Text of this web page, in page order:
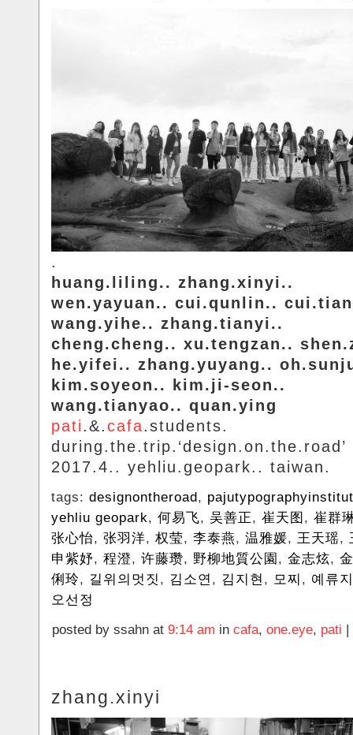
.
huang.liling.. zhang.xinyi..
wen.yayuan.. cui.qunlin..
wang.yihe.. zhang.tianyi..
cheng.cheng.. xu.tengzan..
he.yifei.. zhang.yuyang..
kim.soyeon.. kim.ji-seon..
wang.tianyao.. quan.ying
pati.&.cafa.students.
during.the.trip.‘design.on.the.road’
2017.4.. yehliu.geopark.. taiwan.
tags: designontheroad,
yehliu geopark, 何易飞, 吴善正, 崔天图 , 崔群
张心怡, 张羽洋, 权莹, 李泰燕, 温雅媛, 王天瑶,
申紫妤, 程澄, 许藤瓒, 野柳地質公園 , 金志炫,
俐玲, 길위의멋짓 , 김소연 , 김지현 , 모찌 , 예류
오선정
posted by ssahn at 9:14 am in cafa, one.eye, pati |
zhang.xinyi